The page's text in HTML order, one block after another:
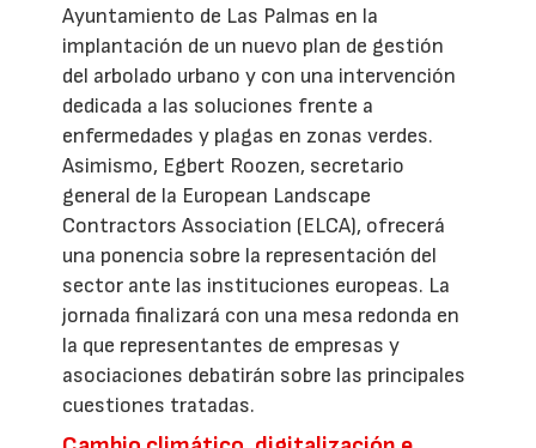
Ayuntamiento de Las Palmas en la
implantación de un nuevo plan de gestión
del arbolado urbano y con una intervención
dedicada a las soluciones frente a
enfermedades y plagas en zonas verdes.
Asimismo, Egbert Roozen, secretario
general de la European Landscape
Contractors Association (ELCA), ofrecerá
una ponencia sobre la representación del
sector ante las instituciones europeas. La
jornada finalizará con una mesa redonda en
la que representantes de empresas y
asociaciones debatirán sobre las principales
cuestiones tratadas.